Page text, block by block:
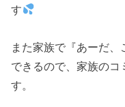
す
また家族で『あーだ
できるので、家族のコ
す。